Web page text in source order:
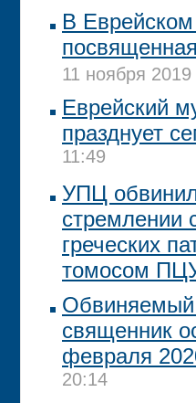
В Еврейском
11 ноября
Еврейский
празднует
11:49
УПЦ
стремлении
греческих
томосом
Обвиняемый
священник
февраля
20:14